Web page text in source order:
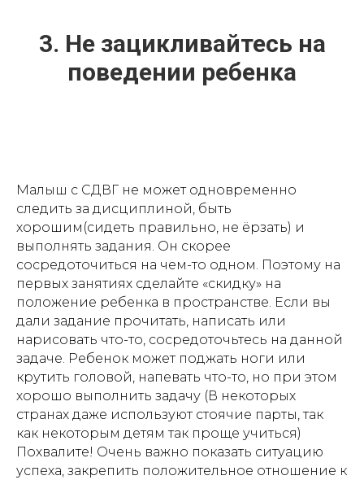
3. Не зацикливайтесь на
поведении ребенка
Малыш с СДВГ не может одновременно
следить за дисциплиной, быть
хорошим(сидеть правильно, не ёрзать) и
выполнять задания. Он скорее
сосредоточиться на чем-то одном. Поэтому на
первых занятиях сделайте «скидку» на
положение ребенка в пространстве. Если вы
дали задание прочитать, написать или
нарисовать что-то, сосредоточьтесь на данной
задаче. Ребенок может поджать ноги или
крутить головой, напевать что-то, но при этом
хорошо выполнить задачу (В некоторых
странах даже используют стоячие парты, так
как некоторым детям так проще учиться)
Похвалите! Очень важно показать ситуацию
успеха, закрепить положительное отношение к